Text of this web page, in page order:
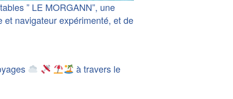
” LE MORGANN”, une
navigateur expérimenté, et de
à travers le